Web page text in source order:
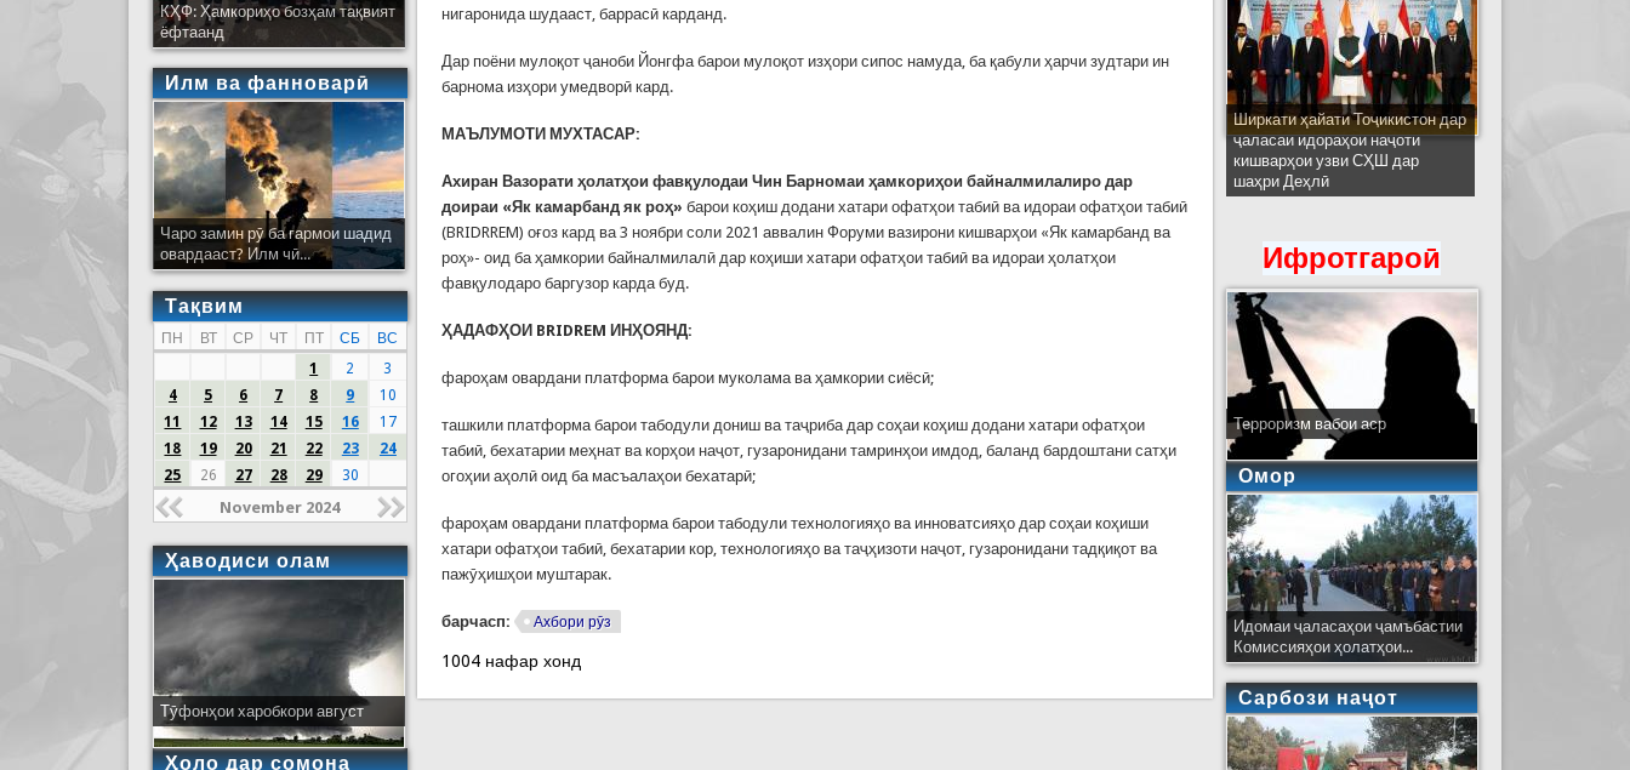
нигаронида шудааст, баррасӣ карданд.
Дар поёни мулоқот ҷаноби Йонгфа барои мулоқот изҳори сипос намуда, ба қабули ҳарчи зудтари ин
барнома изҳори умедворӣ кард.
МАЪЛУМОТИ МУХТАСАР:
Ахиран Вазорати ҳолатҳои фавқулодаи Чин Барномаи ҳамкориҳои байналмилалиро дар
доираи «Як камарбанд як роҳ»барои коҳиш додани хатари офатҳои табиӣ ва идораи офатҳои табиӣ
(BRIDRREM) оғоз кард ва 3 ноябри соли 2021 аввалин Форуми вазирони кишварҳои «Як камарбанд ва
роҳ»- оид ба ҳамкории байналмилалӣ дар коҳиши хатари офатҳои табиӣ ва идораи ҳолатҳои
фавқулодаро баргузор карда буд.
ҲАДАФҲОИ BRIDREM ИНҲОЯНД:
фароҳам овардани платформа барои муколама ва ҳамкории сиёсӣ;
ташкили платформа барои табодули дониш ва таҷриба дар соҳаи коҳиш додани хатари офатҳои
табиӣ, бехатарии меҳнат ва корҳои наҷот, гузаронидани тамринҳои имдод, баланд бардоштани сатҳи
огоҳии аҳолӣ оид ба масъалаҳои бехатарӣ;
фароҳам овардани платформа барои табодули технологияҳо ва инноватсияҳо дар соҳаи коҳиши
хатари офатҳои табиӣ, бехатарии кор, технологияҳо ва таҷҳизоти наҷот, гузаронидани тадқиқот ва
пажӯҳишҳои муштарак.
барчасп: Ахбори рӯз
1004 нафар хонд
КҲФ: Ҳамкориҳо бозҳам тақвият
ёфтаанд
Илм ва фанноварӣ
Чаро замин рӯ ба гармои шадид
овардааст? Илм чӣ...
Тақвим
ПН ВТ СР ЧТ ПТ СБ
ВС
1
2
3
4
5 6 7 8 9
10
11
12 13 14 15 16
17
18
19 20 21 22 23
24
25
26 27 28 29 30
November 2024
Ҳаводиси олам
Тӯфонҳои харобкори август
Ҳоло дар сомона
Ширкати ҳайати Тоҷикистон дар
ҷаласаи идораҳои наҷоти
кишварҳои узви СҲШ дар
шаҳри Деҳлӣ
Ифротгароӣ
Терроризм вабои аср
Омор
Идомаи ҷаласаҳои ҷамъбастии
Комиссияҳои ҳолатҳои...
Сарбози наҷот